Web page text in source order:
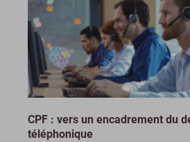
CPF : vers un encadrement du
téléphonique